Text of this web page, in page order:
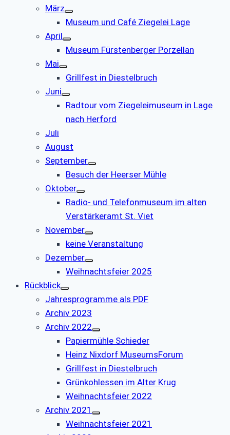
März
Museum und Café Ziegelei Lage
April
Museum Fürstenberger Porzellan
Mai
Grillfest in Diestelbruch
Juni
Radtour vom Ziegeleimuseum in Lage
nach Herford
Juli
August
September
Besuch der Heerser Mühle
Oktober
Radio- und Telefonmuseum im alten
Verstärkeramt St. Viet
November
keine Veranstaltung
Dezember
Weihnachtsfeier 2025
Rückblick
Jahresprogramme als PDF
Archiv 2023
Archiv 2022
Papiermühle Schieder
Heinz Nixdorf MuseumsForum
Grillfest in Diestelbruch
Grünkohlessen im Alter Krug
Weihnachtsfeier 2022
Archiv 2021
Weihnachtsfeier 2021